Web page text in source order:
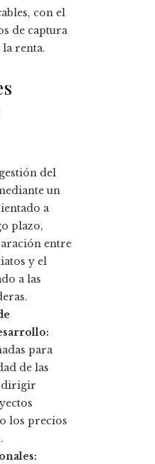
con el
de captura
renta.
gestión del
un
a
plazo,
entre
y el
a las
para
de las
dirigir
los precios